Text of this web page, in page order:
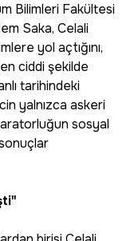
Bilimleri Fakültesi
Saka, Celali
yol açtığını,
ciddi şekilde
tarihindeki
yalnızca askeri
sosyal